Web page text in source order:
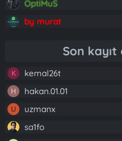
OptiMuS
by murat
Son
K kemal26t
H hakan.01.01
U uzmanx
sa1fo